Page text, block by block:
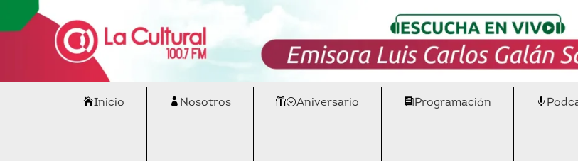
Inicio Nosotros Aniversario Programación